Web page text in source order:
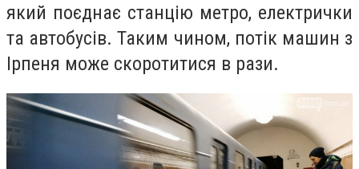
який поєднає станцію метро, електрички
та автобусів.Таким чином, потік машин з
Ірпеня може скоротитися в рази.